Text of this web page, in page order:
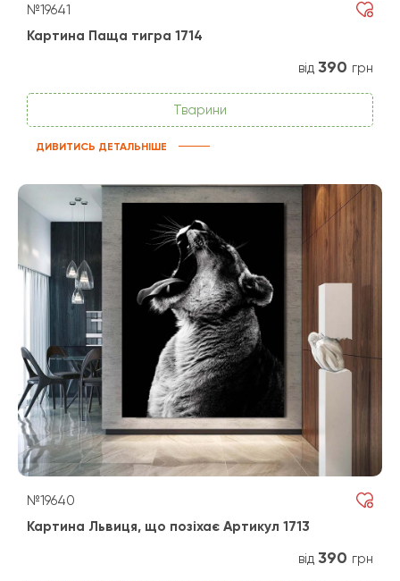
№19641
Картина Паща тигра 1714
від 390 грн
Тварини
ДИВИТИСЬ ДЕТАЛЬНІШЕ
№19640
Картина Львиця, що позіхає Артикул 1713
від 390 грн